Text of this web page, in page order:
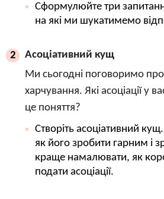
Сформулюйте три
на які ми шукатимемо
2
Асоціативний кущ
Ми сьогодні поговоримо
харчування. Які асоціації у
це поняття?
Створіть асоціативний
як його зробити гарним і
краще намалювати, як
подати асоціації.